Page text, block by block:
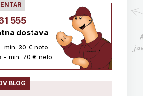
555
dostava
min. 30 € neto
- min. 70 € neto
BLOG